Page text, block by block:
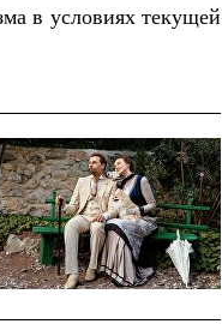
в условиях текущей